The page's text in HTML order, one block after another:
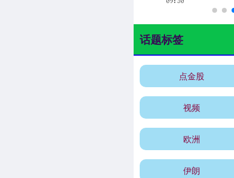
话题标签
点金股
视频
欧洲
伊朗